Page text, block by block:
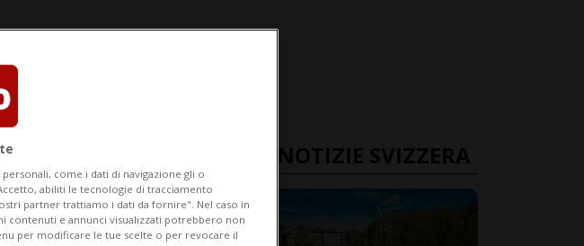
ULTIME NOTIZIE SVIZZERA
come i dati di navigazione gli o
abiliti le tecnologie di tracciamento
partner trattiamo i dati da fornire". Nel caso in
contenuti e annunci visualizzati potrebbero non
per modificare le tue scelte o per revocare il